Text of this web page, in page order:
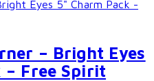
– Bright Eyes
– Free Spirit